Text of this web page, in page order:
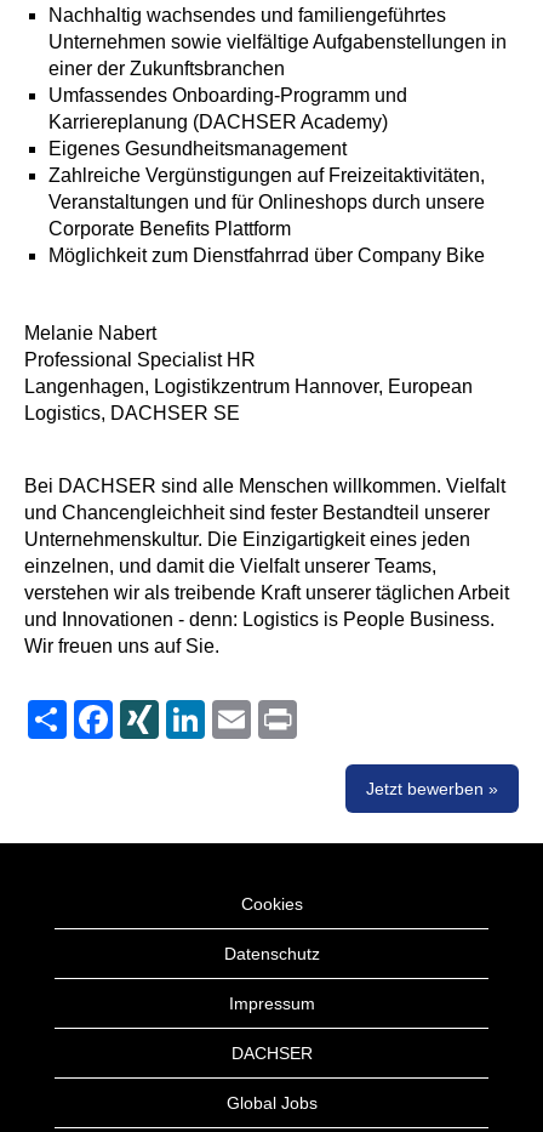
Nachhaltig wachsendes und familiengeführtes
Unternehmen sowie vielfältige Aufgabenstellungen in
einer der Zukunftsbranchen
Umfassendes Onboarding-Programm und
Karriereplanung (DACHSER Academy)
Eigenes Gesundheitsmanagement
Zahlreiche Vergünstigungen auf Freizeitaktivitäten,
Veranstaltungen und für Onlineshops durch unsere
Corporate Benefits Plattform
Möglichkeit zum Dienstfahrrad über Company Bike
Melanie Nabert
Professional Specialist HR
Langenhagen, Logistikzentrum Hannover, European
Logistics, DACHSER SE
Bei DACHSER sind alle Menschen willkommen. Vielfalt
und Chancengleichheit sind fester Bestandteil unserer
Unternehmenskultur. Die Einzigartigkeit eines jeden
einzelnen, und damit die Vielfalt unserer Teams,
verstehen wir als treibende Kraft unserer täglichen Arbeit
und Innovationen - denn: Logistics is People Business.
Wir freuen uns auf Sie.
Share FacebookXING LinkedInEmail
Jetzt bewerben »
Cookies
Datenschutz
Impressum
DACHSER
Global Jobs